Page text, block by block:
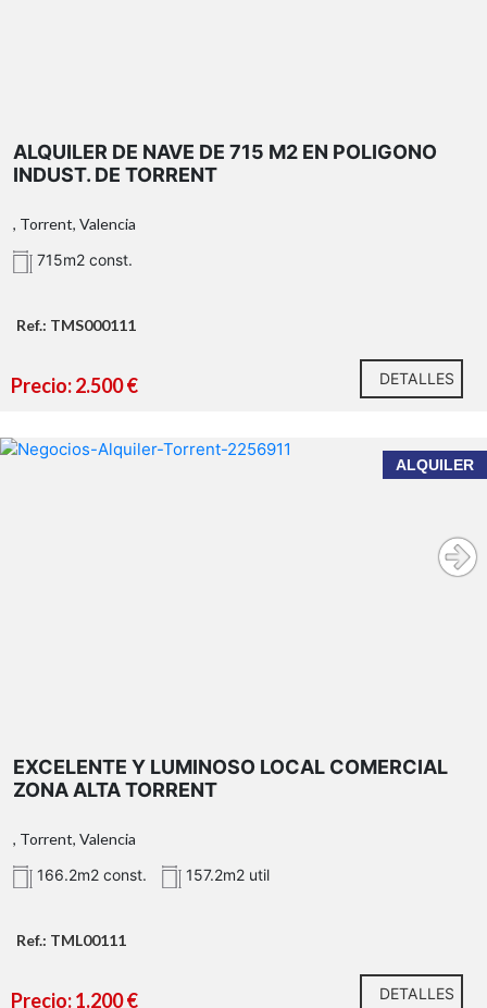
ALQUILER DE NAVE DE 715 M2 EN POLIGONO
INDUST. DE TORRENT
, Torrent, Valencia
715m2 const.
Ref.: TMS000111
Precio: 2.500 € DETALLES
ALQUILER
EXCELENTE Y LUMINOSO LOCAL COMERCIAL
ZONA ALTA TORRENT
, Torrent, Valencia
166.2m2 const.
157.2m2 util
Ref.: TML00111
Precio: 1.200 € DETALLES